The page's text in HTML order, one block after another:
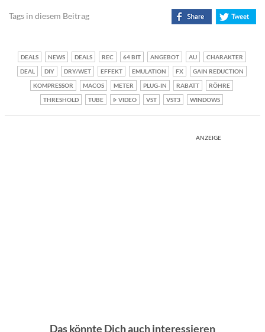
Tags in diesem Beitrag
DEALS NEWS DEALS REC 64 BIT ANGEBOT AU
CHARAKTER
DEAL
DIY DRY/WET EFFEKT EMULATION FX
GAIN REDUCTION
KOMPRESSOR
MACOS METER PLUG-IN RABATT
RÖHRE
THRESHOLD
TUBE VIDEO VST VST3 WINDOWS
ANZEIGE
Das könnte Dich auch interessieren